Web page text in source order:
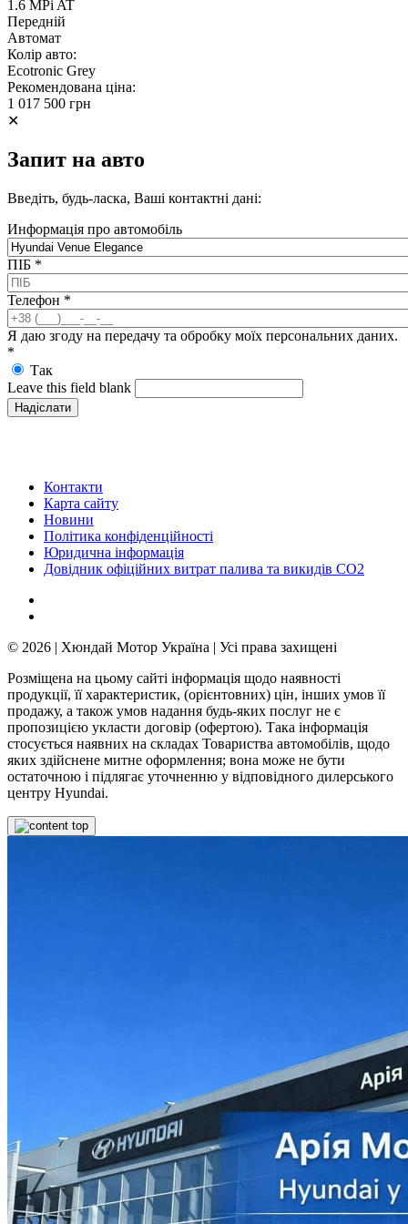
1.6 MPi AT
Передній
Автомат
Колір авто:
Ecotronic Grey
Рекомендована ціна:
1 017 500 грн
✕
Запит на авто
Введіть, будь-ласка, Ваші контактні дані:
Информація про автомобіль
ПІБ *
Телефон *
Я даю згоду на передачу та обробку моїх персональних даних.
*
Так
Leave this field blank
Контакти
Карта сайту
Новини
Політика конфіденційності
Юридична інформація
Довідник офіційних витрат палива та викидів СО2
© 2026 | Хюндай Мотор Україна | Усі права захищені
Розміщена на цьому сайті інформація щодо наявності
продукції, її характеристик, (орієнтовних) цін, інших умов її
продажу, а також умов надання будь-яких послуг не є
пропозицією укласти договір (офертою). Така інформація
стосується наявних на складах Товариства автомобілів, щодо
яких здійснене митне оформлення; вона може не бути
остаточною і підлягає уточненню у відповідного дилерського
центру Hyundai.